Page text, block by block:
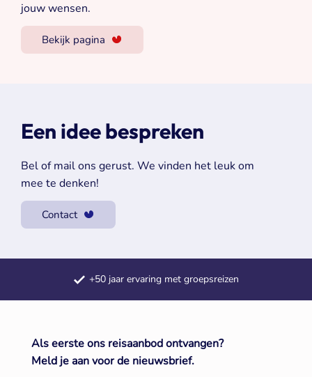
jouw wensen.
Bekijk pagina
Een idee bespreken
Bel of mail ons gerust. We vinden het leuk om
mee te denken!
Contact
Samengestelde dagtochten
+50 jaar ervaring met groepsreizen
Als eerste ons reisaanbod ontvangen?
Meld je aan voor de nieuwsbrief.